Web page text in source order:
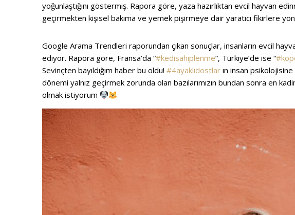
yoğunlaştığını göstermiş. Rapora göre, yaza hazırlıktan evcil hayvan
geçirmekten kişisel bakıma ve yemek pişirmeye dair yaratıcı fikirlere
Google Arama Trendleri raporundan çıkan sonuçlar, insanların evcil
ediyor. Rapora göre, Fransa’da “#kedisahiplenme”, Türkiye’de ise “
Sevinçten bayıldığım haber bu oldu! #4ayaklıdostlar ın insan psikolojisine
dönemi yalnız geçirmek zorunda olan bazılarımızın bundan sonra en
olmak istiyorum